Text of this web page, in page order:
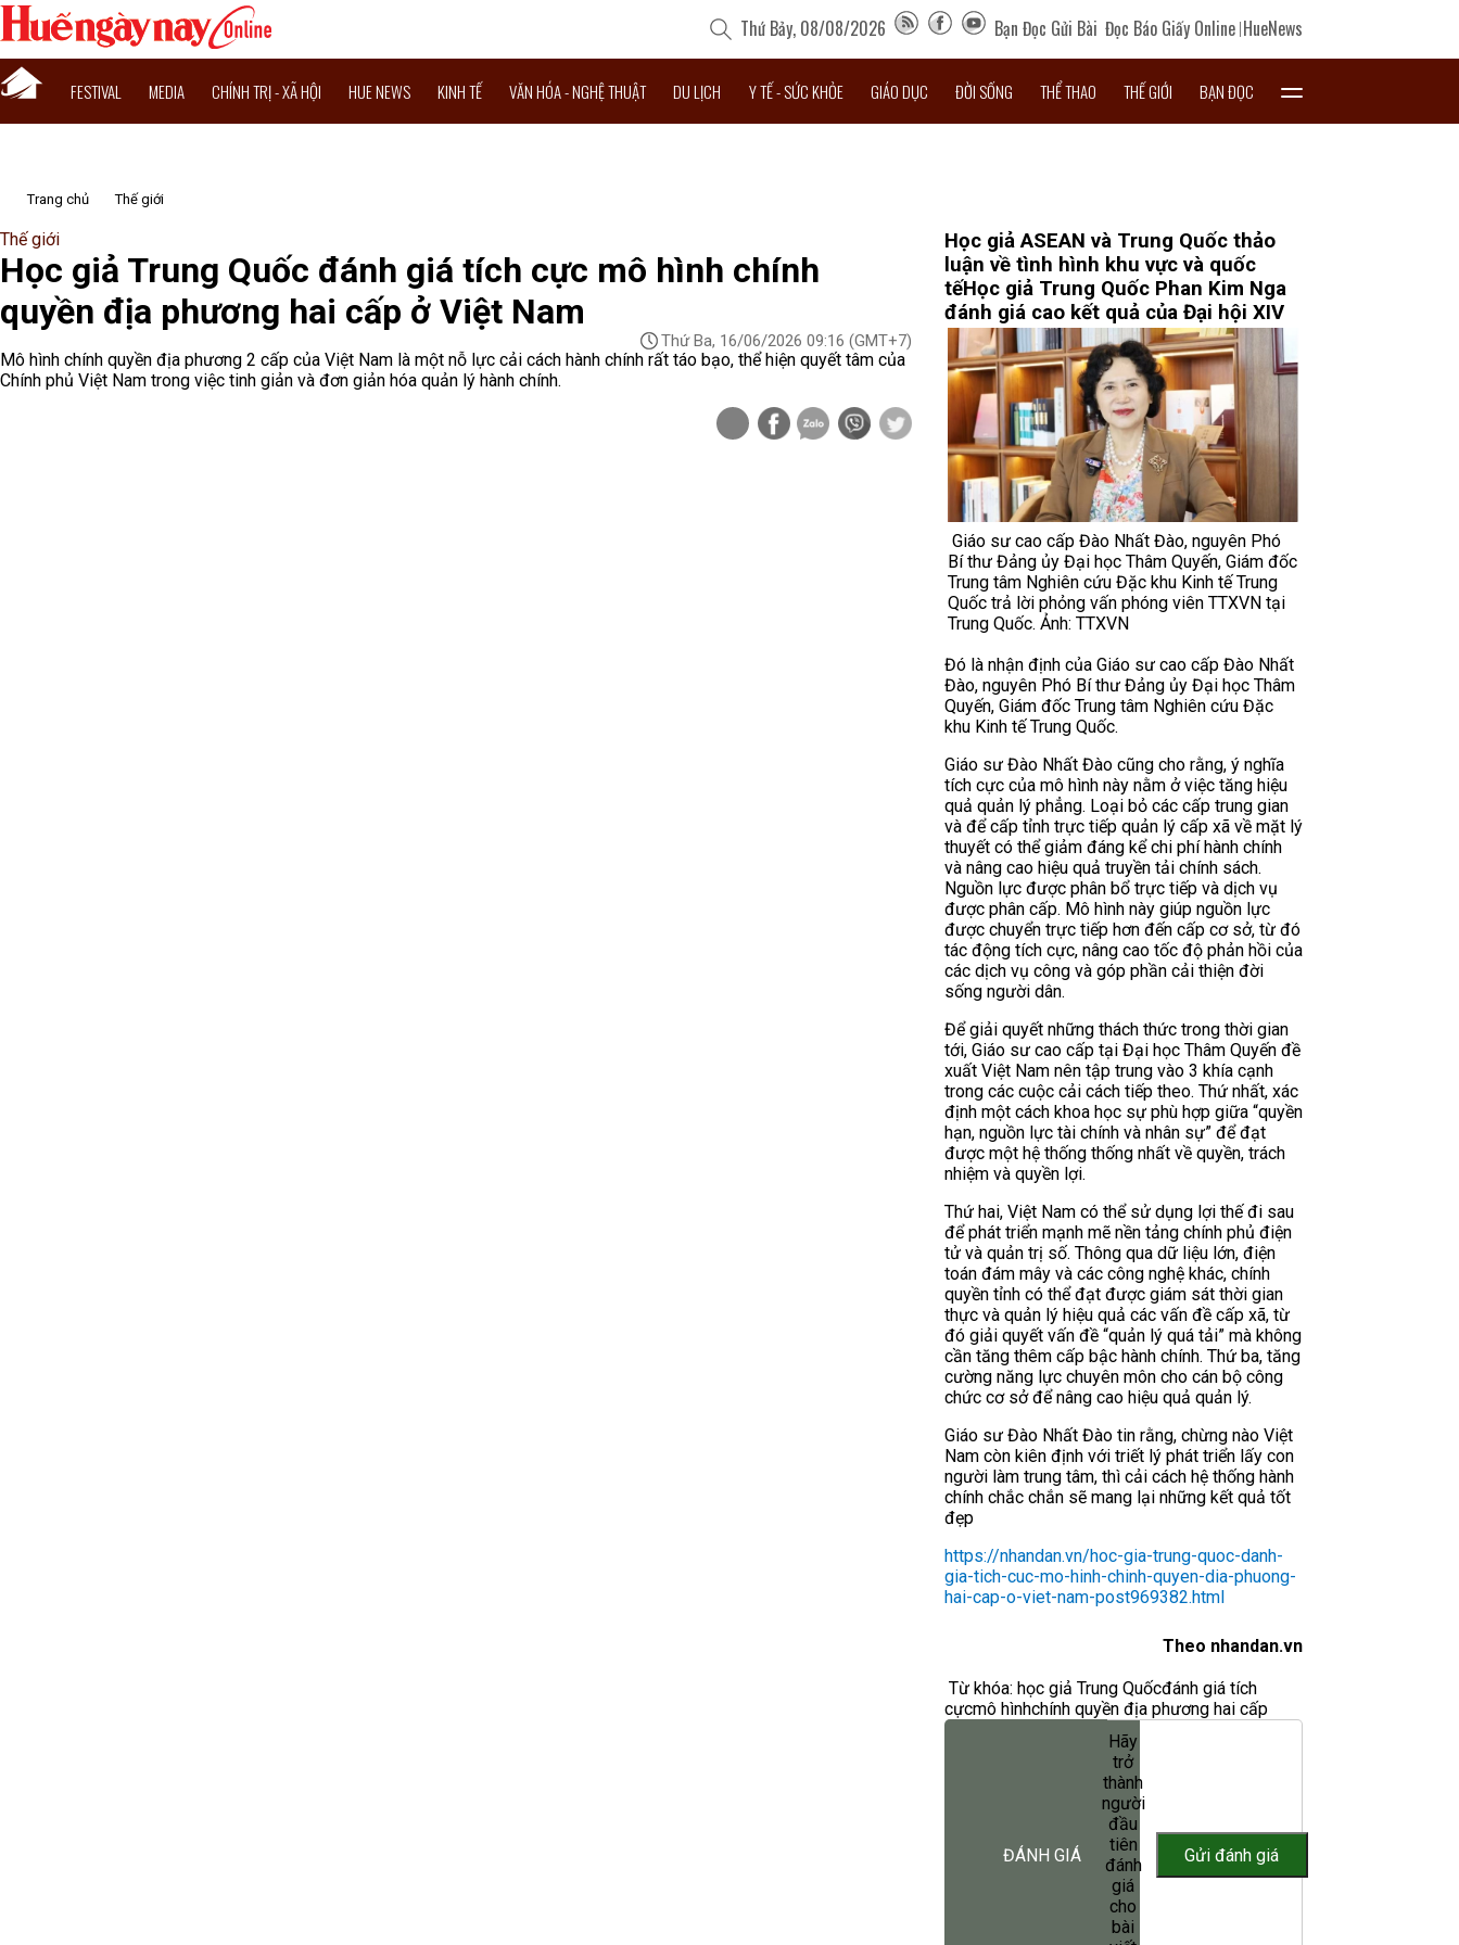
Thứ Bảy, 08/08/2026 Bạn Đọc Gửi Bài Đọc Báo Giấy Online HueNews
FESTIVAL MEDIA CHÍNH TRỊ - XÃ HỘI HUE NEWS KINH TẾ VĂN HÓA - NGHỆ THUẬT DU LỊCH Y TẾ - SỨC KHỎE GIÁO DỤC ĐỜI SỐNG THỂ THAO THẾ GIỚI BẠN ĐỌC
Trang chủ Thế giới
Thế giới
Học giả Trung Quốc đánh giá tích cực mô hình chính
quyền địa phương hai cấp ở Việt Nam
Thứ Ba, 16/06/2026 09:16 (GMT+7)
Mô hình chính quyền địa phương 2 cấp của Việt Nam là một nỗ lực cải cách hành chính rất táo bạo, thể hiện quyết tâm của
Chính phủ Việt Nam trong việc tinh giản và đơn giản hóa quản lý hành chính.
Học giả ASEAN và Trung Quốc thảo
luận về tình hình khu vực và quốc
tếHọc giả Trung Quốc Phan Kim Nga
đánh giá cao kết quả của Đại hội XIV
Giáo sư cao cấp Đào Nhất Đào, nguyên Phó
Bí thư Đảng ủy Đại học Thâm Quyến, Giám đốc
Trung tâm Nghiên cứu Đặc khu Kinh tế Trung
Quốc trả lời phỏng vấn phóng viên TTXVN tại
Trung Quốc. Ảnh: TTXVN
Đó là nhận định của Giáo sư cao cấp Đào Nhất
Đào, nguyên Phó Bí thư Đảng ủy Đại học Thâm
Quyến, Giám đốc Trung tâm Nghiên cứu Đặc
khu Kinh tế Trung Quốc.
Giáo sư Đào Nhất Đào cũng cho rằng, ý nghĩa
tích cực của mô hình này nằm ở việc tăng hiệu
quả quản lý phẳng. Loại bỏ các cấp trung gian
và để cấp tỉnh trực tiếp quản lý cấp xã về mặt lý
thuyết có thể giảm đáng kể chi phí hành chính
và nâng cao hiệu quả truyền tải chính sách.
Nguồn lực được phân bổ trực tiếp và dịch vụ
được phân cấp. Mô hình này giúp nguồn lực
được chuyển trực tiếp hơn đến cấp cơ sở, từ đó
tác động tích cực, nâng cao tốc độ phản hồi của
các dịch vụ công và góp phần cải thiện đời
sống người dân.
Để giải quyết những thách thức trong thời gian
tới, Giáo sư cao cấp tại Đại học Thâm Quyến đề
xuất Việt Nam nên tập trung vào 3 khía cạnh
trong các cuộc cải cách tiếp theo. Thứ nhất, xác
định một cách khoa học sự phù hợp giữa “quyền
hạn, nguồn lực tài chính và nhân sự” để đạt
được một hệ thống thống nhất về quyền, trách
nhiệm và quyền lợi.
Thứ hai, Việt Nam có thể sử dụng lợi thế đi sau
để phát triển mạnh mẽ nền tảng chính phủ điện
tử và quản trị số. Thông qua dữ liệu lớn, điện
toán đám mây và các công nghệ khác, chính
quyền tỉnh có thể đạt được giám sát thời gian
thực và quản lý hiệu quả các vấn đề cấp xã, từ
đó giải quyết vấn đề “quản lý quá tải” mà không
cần tăng thêm cấp bậc hành chính. Thứ ba, tăng
cường năng lực chuyên môn cho cán bộ công
chức cơ sở để nâng cao hiệu quả quản lý.
Giáo sư Đào Nhất Đào tin rằng, chừng nào Việt
Nam còn kiên định với triết lý phát triển lấy con
người làm trung tâm, thì cải cách hệ thống hành
chính chắc chắn sẽ mang lại những kết quả tốt
đẹp
https://nhandan.vn/hoc-gia-trung-quoc-danh-
gia-tich-cuc-mo-hinh-chinh-quyen-dia-phuong-
hai-cap-o-viet-nam-post969382.html
Theo nhandan.vn
Từ khóa: học giả Trung Quốcđánh giá tích
cựcmô hìnhchính quyền địa phương hai cấp
ĐÁNH GIÁ
Hãy
trở
thành
người
đầu
tiên
đánh
giá
cho
bài